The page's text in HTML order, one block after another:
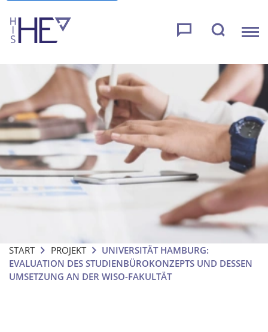
START PROJEKT
UNIVERSITÄT HAMBURG:
EVALUATION DES STUDIENBÜROKONZEPTS UND DESSEN
UMSETZUNG AN DER WISO-FAKULTÄT